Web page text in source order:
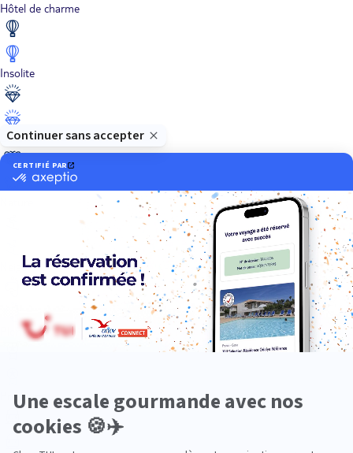
Hôtel de charme
Insolite
Luxe
Neige
Plongée
Premium